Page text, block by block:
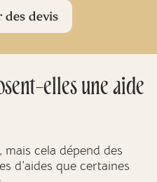
des devis
elles une aide
, mais cela dépend des
d’aides que certaines